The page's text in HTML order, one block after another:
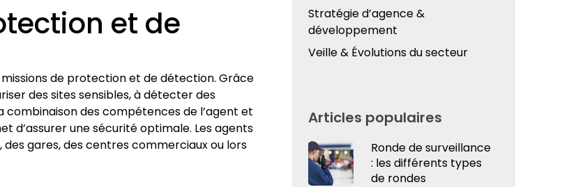
et de
de protection et de détection. Grâce
des sites sensibles, à détecter des
combinaison des compétences de l’agent et
d’assurer une sécurité optimale. Les agents
gares, des centres commerciaux ou lors
Stratégie d’agence &
développement
Veille & Évolutions du secteur
Articles populaires
Ronde de surveillance
: les différents types
de rondes